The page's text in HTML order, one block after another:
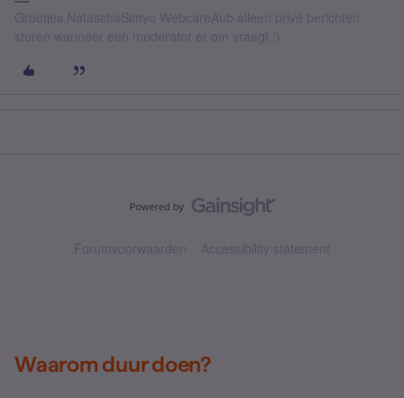
Groetjes,NataschaSimyo WebcareAub alleen privé berichten
sturen wanneer een moderator er om vraagt :)
Forumvoorwaarden Accessibility statement
Waarom duur doen?